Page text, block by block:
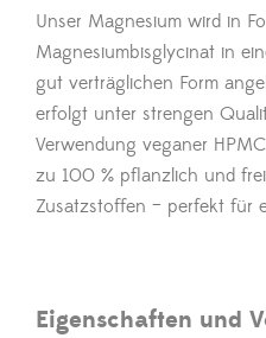
Unser Magnesium wird in
Magnesiumbisglycinat in
gut verträglichen Form
erfolgt unter strengen
Verwendung veganer
zu 100 % pflanzlich und
Zusatzstoffen – perfekt für
Eigenschaften und